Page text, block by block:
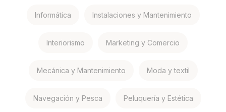
Informática Instalaciones y Mantenimiento
Interiorismo Marketing y Comercio
Mecánica y Mantenimiento Moda y textil
Navegación y Pesca Peluquería y Estética